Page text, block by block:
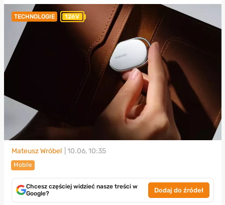
TECHNOLOGIE 126V
Mateusz Wróbel | 10.06, 10:35
Mobile
Chcesz częściej widzieć nasze treści w
Google?
Dodaj do źródeł